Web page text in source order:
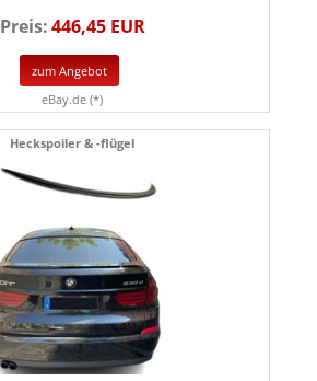
Preis:446,45 EUR
zum Angebot
eBay.de (*)
Heckspoiler & -flügel